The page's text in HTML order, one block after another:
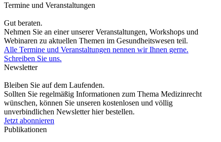
Termine und Veranstaltungen
Gut beraten.
Nehmen Sie an einer unserer Veranstaltungen, Workshops und
Webinaren zu aktuellen Themen im Gesundheitswesen teil.
Alle Termine und Veranstaltungen nennen wir Ihnen gerne.
Schreiben Sie uns.
Newsletter
Bleiben Sie auf dem Laufenden.
Sollten Sie regelmäßig Informationen zum Thema Medizinrecht
wünschen, können Sie unseren kostenlosen und völlig
unverbindlichen Newsletter hier bestellen.
Jetzt abonnieren
Publikationen